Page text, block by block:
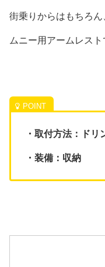
街乗りからはもちろ
ムニー用アームレスト
・取付方法：ドリ
・装備：収納